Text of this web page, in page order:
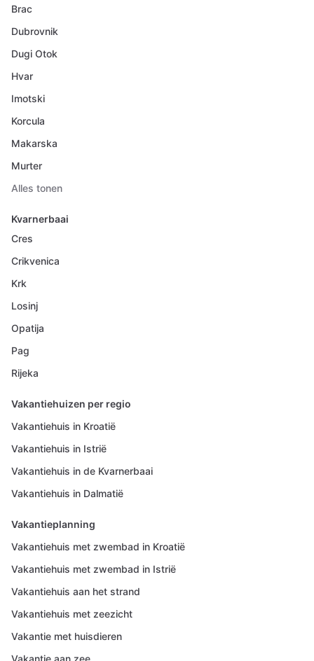
Brac
Dubrovnik
Dugi Otok
Hvar
Imotski
Korcula
Makarska
Murter
Alles tonen
Kvarnerbaai
Cres
Crikvenica
Krk
Losinj
Opatija
Pag
Rijeka
Vakantiehuizen per regio
Vakantiehuis in Kroatië
Vakantiehuis in Istrië
Vakantiehuis in de Kvarnerbaai
Vakantiehuis in Dalmatië
Vakantieplanning
Vakantiehuis met zwembad in Kroatië
Vakantiehuis met zwembad in Istrië
Vakantiehuis aan het strand
Vakantiehuis met zeezicht
Vakantie met huisdieren
Vakantie aan zee